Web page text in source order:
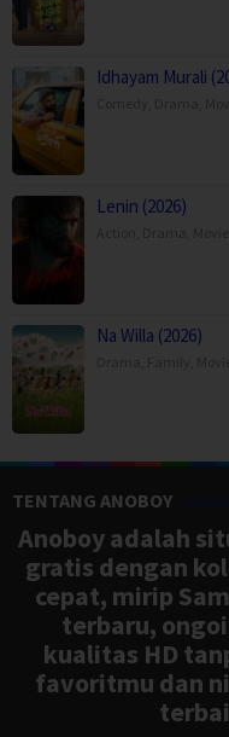
Idhayam Murali
Lenin (2026)
Na Willa (2026)
TENTANG ANOBOY
Anoboy adalah
gratis dengan
cepat, mirip
terbaru,
kualitas HD
favoritmu dan